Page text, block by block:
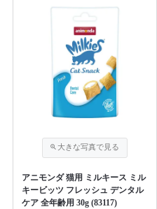
アニモンダ 猫用 ミルキース ミル
キービッツ フレッシュ デンタル
ケア 全年齢用 30g (83117)